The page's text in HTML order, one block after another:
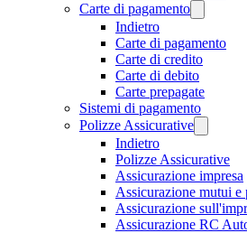
Carte di pagamento
Indietro
Carte di pagamento
Carte di credito
Carte di debito
Carte prepagate
Sistemi di pagamento
Polizze Assicurative
Indietro
Polizze Assicurative
Assicurazione impresa
Assicurazione mutui e
Assicurazione
Assicurazione RC